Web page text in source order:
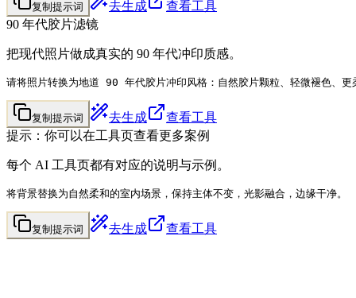
复制提示词 去生成
查看工具
90 年代胶片滤镜
把现代照片做成真实的 90 年代冲印质感。
请将照片转换为地道 90 年代胶片冲印风格：自然胶片颗粒、轻微褪色、
复制提示词 去生成
查看工具
提示：你可以在工具页查看更多案例
每个 AI 工具页都有对应的说明与示例。
将背景替换为自然柔和的室内场景，保持主体不变，光影融合，边缘干净。
复制提示词 去生成 查看工具